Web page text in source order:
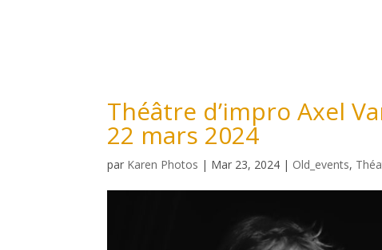
Théâtre d’impro Axel
22 mars 2024
par Karen Photos | Mar 23, 2024 | Old_events,